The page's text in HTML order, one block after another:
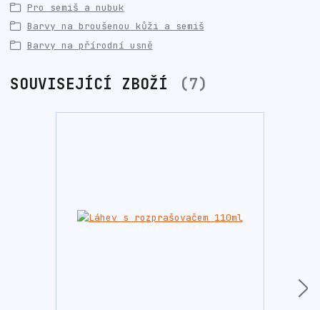
Pro semiš a nubuk
Barvy na broušenou kůži a semiš
Barvy na přírodní usně
SOUVISEJÍCÍ ZBOŽÍ 7